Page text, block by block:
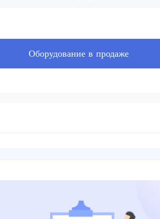
Оборудование в продаже